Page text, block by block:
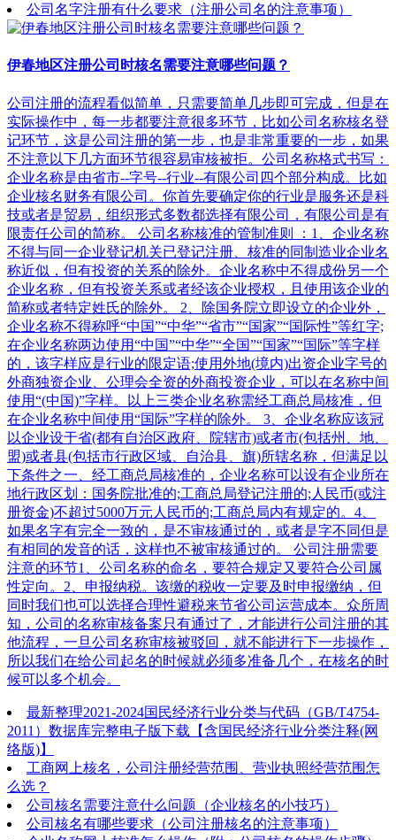
公司名字注册有什么要求（注册公司名的注意事项）
伊春地区注册公司时核名需要注意哪些问题？
公司注册的流程看似简单，只需要简单几步即可完成，但是在
实际操作中，每一步都要注意很多环节，比如公司名称核名登
记环节，这是公司注册的第一步，也是非常重要的一步，如果
不注意以下几方面环节很容易审核被拒。公司名称格式书写：
企业名称是由省市--字号--行业--有限公司四个部分构成。比如
企业核名财务有限公司。你首先要确定你的行业是服务还是科
技或者是贸易，组织形式多数都选择有限公司，有限公司是有
限责任公司的简称。 公司名称核准的管制准则 ：1、企业名称
不得与同一企业登记机关已登记注册、核准的同制造业企业名
称近似，但有投资的关系的除外。企业名称中不得成份另一个
企业名称，但有投资关系或者经该企业授权，且使用该企业的
简称或者特定姓氏的除外。 2、除国务院立即设立的企业外，
企业名称不得称呼“中国”“中华”“省市”“国家”“国际性”等红字;
在企业名称两边使用“中国”“中华”“全国”“国家”“国际”等字样
的，该字样应是行业的限定语;使用外地(境内)出资企业字号的
外商独资企业、公理会全资的外商投资企业，可以在名称中间
使用“(中国)”字样。以上三类企业名称需经工商总局核准，但
在企业名称中间使用“国际”字样的除外。 3、企业名称应该冠
以企业设于省(都有自治区政府、院辖市)或者市(包括州、地、
盟)或者县(包括市行政区域、自治县、旗)所辖名称，但满足以
下条件之一、经工商总局核准的，企业名称可以设有企业所在
地行政区划：国务院批准的;工商总局登记注册的;人民币(或注
册资金)不超过5000万元人民币的;工商总局内有规定的。4、
如果名字有完全一致的，是不审核通过的，或者是字不同但是
有相同的发音的话，这样也不被审核通过的。 公司注册需要
注意的环节1、公司名称的命名，要符合规定又要符合公司属
性定向。2、申报纳税。该缴的税收一定要及时申报缴纳，但
同时我们也可以选择合理性避税来节省公司运营成本。众所周
知，公司的名称审核备案只有通过了，才能进行公司注册的其
他流程，一旦公司名称审核被驳回，就不能进行下一步操作，
所以我们在给公司起名的时候就必须多准备几个，在核名的时
候可以多个机会。
最新整理2021-2024国民经济行业分类与代码（GB/T4754-
2011）数据库完整电子版下载【含国民经济行业分类注释(网
络版)】
工商网上核名，公司注册经营范围、营业执照经营范围怎
么选？
公司核名需要注意什么问题（企业核名的小技巧）
公司核名有哪些要求（公司注册核名的注意事项）